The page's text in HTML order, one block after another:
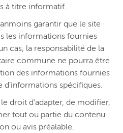
à titre informatif.
garantir que le site
les informations fournies
cas, la responsabilité de la
commune ne pourra être
des informations fournies
d’informations spécifiques.
droit d’adapter, de modifier,
tout ou partie du contenu
ou avis préalable.